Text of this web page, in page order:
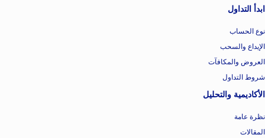
ابدأ التداول
نوع الحساب
الإيداع والسحب
العروض والمكافآت
شروط التداول
الأكاديمية والتحليل
نظرة عامة
المقالات